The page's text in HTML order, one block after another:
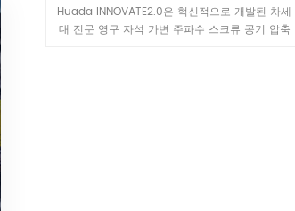
Huada INNOVATE2.0은 혁신적으로 개발된 차세
대 전문 영구 자석 가변 주파수 스크류 공기 압축